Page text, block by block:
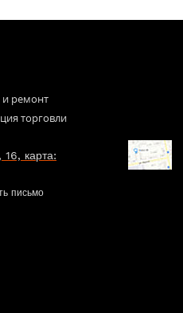
и ремонт
торговли
16, карта:
письмо